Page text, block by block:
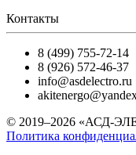
Контакты
8 (499) 755-72-14
8 (926) 572-46-37
info@asdelectro.ru
© 2019–2026 «АСД-
Политика